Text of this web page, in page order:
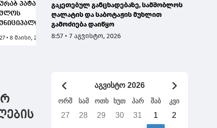
პატარაძემ
• 8 მაისი, 2026
ზურაბ პატარაძე:
რეგიონის
განვითარებისთვის
მთის გაძლიერება ერთ-
მაქსიმუმი გაკეთდება
9:50 • 8 მაისი, 2026
გაკეთებულ განცხადებაზე, სამშობლოს
ღალატის და საბოტაჟის მუხლით
გამოძიება დაიწყო
8:57 • 7 აგვისტო, 2026
აგვისტო 2026
ორშ სამ ოთხ ხუთ პარ შაბ კვი
27 28 29 30 31 1 2